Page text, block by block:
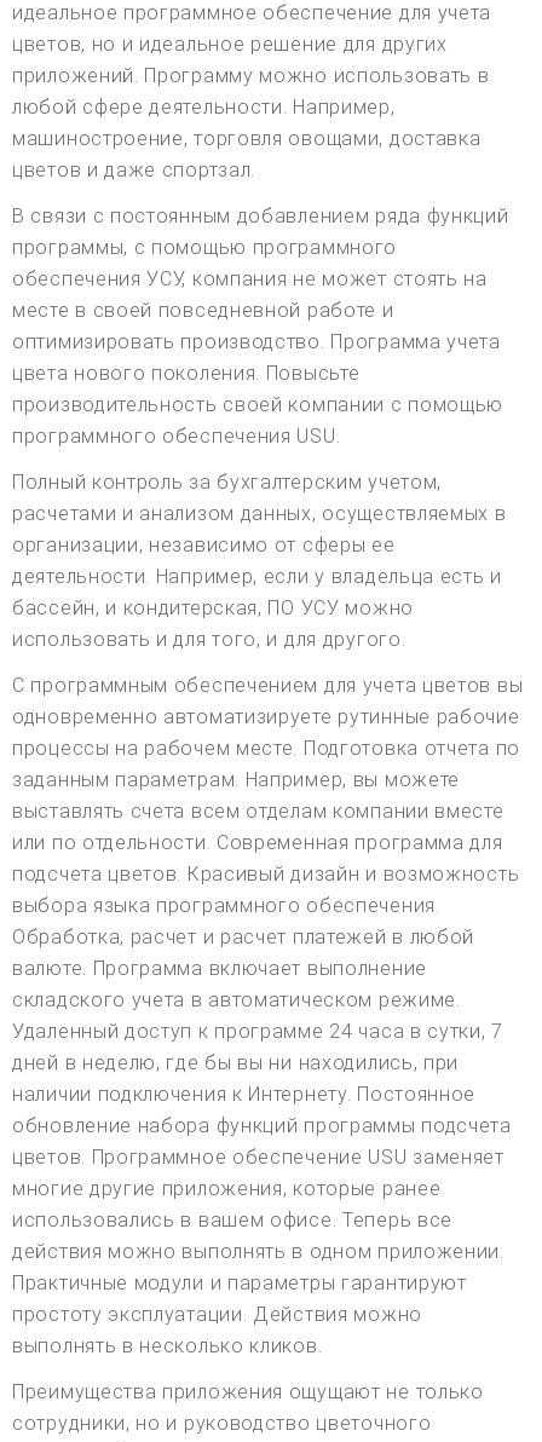
идеальное программное обеспечение для учета
цветов, но и идеальное решение для других
приложений. Программу можно использовать в
любой сфере деятельности. Например,
машиностроение, торговля овощами, доставка
цветов и даже спортзал.
В связи с постоянным добавлением ряда функций
программы, с помощью программного
обеспечения УСУ, компания не может стоять на
месте в своей повседневной работе и
оптимизировать производство. Программа учета
цвета нового поколения. Повысьте
производительность своей компании с помощью
программного обеспечения USU.
Полный контроль за бухгалтерским учетом,
расчетами и анализом данных, осуществляемых в
организации, независимо от сферы ее
деятельности. Например, если у владельца есть и
бассейн, и кондитерская, ПО УСУ можно
использовать и для того, и для другого.
С программным обеспечением для учета цветов вы
одновременно автоматизируете рутинные рабочие
процессы на рабочем месте. Подготовка отчета по
заданным параметрам. Например, вы можете
выставлять счета всем отделам компании вместе
или по отдельности. Современная программа для
подсчета цветов. Красивый дизайн и возможность
выбора языка программного обеспечения.
Обработка, расчет и расчет платежей в любой
валюте. Программа включает выполнение
складского учета в автоматическом режиме.
Удаленный доступ к программе 24 часа в сутки, 7
дней в неделю, где бы вы ни находились, при
наличии подключения к Интернету. Постоянное
обновление набора функций программы подсчета
цветов. Программное обеспечение USU заменяет
многие другие приложения, которые ранее
использовались в вашем офисе. Теперь все
действия можно выполнять в одном приложении.
Практичные модули и параметры гарантируют
простоту эксплуатации. Действия можно
выполнять в несколько кликов.
Преимущества приложения ощущают не только
сотрудники, но и руководство цветочного